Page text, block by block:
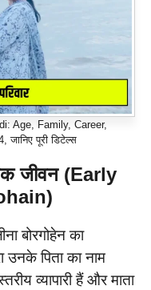
Age, Family, Career,
पूरी डिटेल्स
जीवन (Early
बोरगोहेन का
उनके पिता का नाम
व्यापारी हैं और माता